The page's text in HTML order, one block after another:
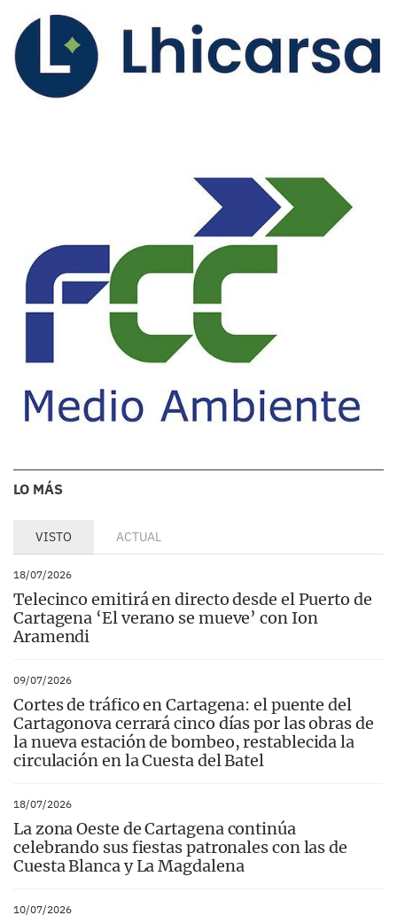
LO MÁS
VISTO ACTUAL
18/07/2026
Telecinco emitirá en directo desde el Puerto de
Cartagena ‘El verano se mueve’ con Ion
Aramendi
09/07/2026
Cortes de tráfico en Cartagena: el puente del
Cartagonova cerrará cinco días por las obras de
la nueva estación de bombeo, restablecida la
circulación en la Cuesta del Batel
18/07/2026
La zona Oeste de Cartagena continúa
celebrando sus fiestas patronales con las de
Cuesta Blanca y La Magdalena
10/07/2026